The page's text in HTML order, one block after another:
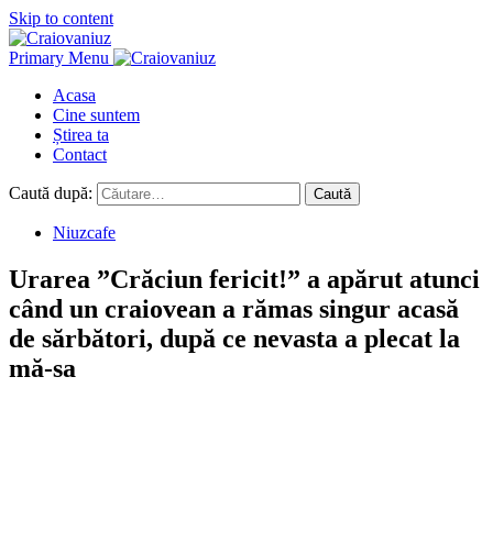
Skip to content
Primary Menu
Acasa
Cine suntem
Știrea ta
Contact
Caută după:
Niuzcafe
Urarea ”Crăciun fericit!” a apărut atunci
când un craiovean a rămas singur acasă
de sărbători, după ce nevasta a plecat la
mă-sa